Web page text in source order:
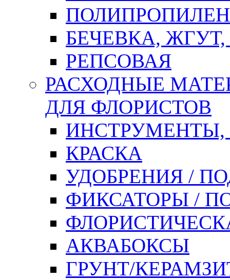
БЕЧЕВКА,
РЕПСОВАЯ
РАСХОДНЫЕ
ДЛЯ ФЛОРИСТОВ
ИНСТРУМЕНТЫ,
КРАСКА
УДОБРЕНИЯ /
ФИКСАТОРЫ /
АКВАБОКСЫ
ГРУНТ/